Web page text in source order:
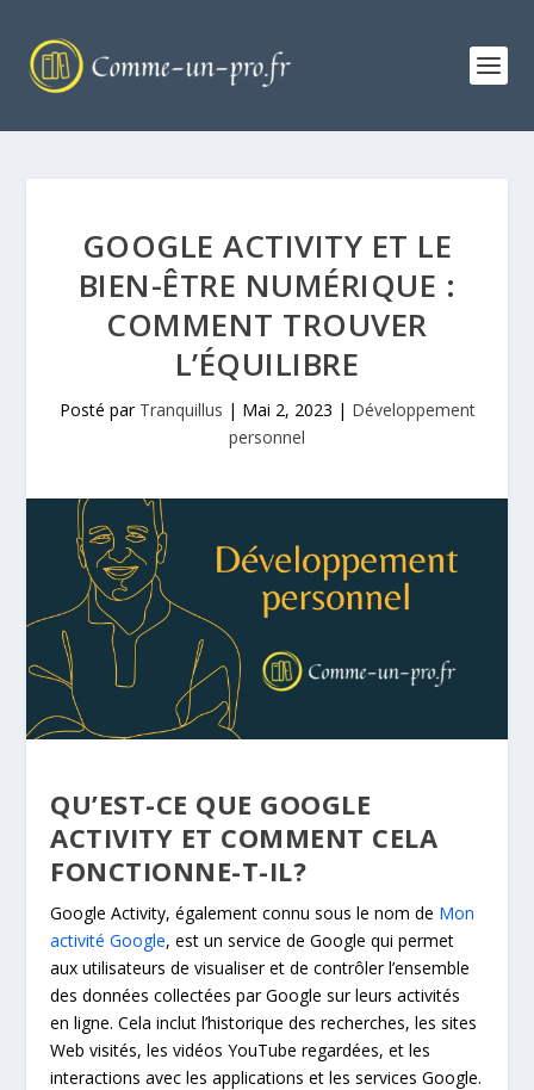
GOOGLE ACTIVITY ET LE
BIEN-ÊTRE NUMÉRIQUE :
COMMENT TROUVER
L’ÉQUILIBRE
Posté par Tranquillus | Mai 2, 2023 | Développement
personnel
QU’EST-CE QUE GOOGLE
ACTIVITY ET COMMENT CELA
FONCTIONNE-T-IL?
Google Activity, également connu sous le nom de Mon
activité Google, est un service de Google qui permet
aux utilisateurs de visualiser et de contrôler l’ensemble
des données collectées par Google sur leurs activités
en ligne. Cela inclut l’historique des recherches, les sites
Web visités, les vidéos YouTube regardées, et les
interactions avec les applications et les services Google.